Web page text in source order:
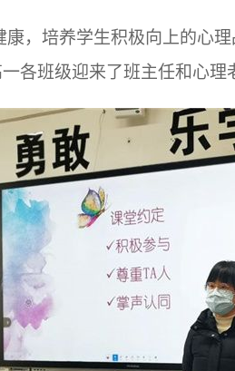
，培养学生积极向上的心
各班级迎来了班主任和心理